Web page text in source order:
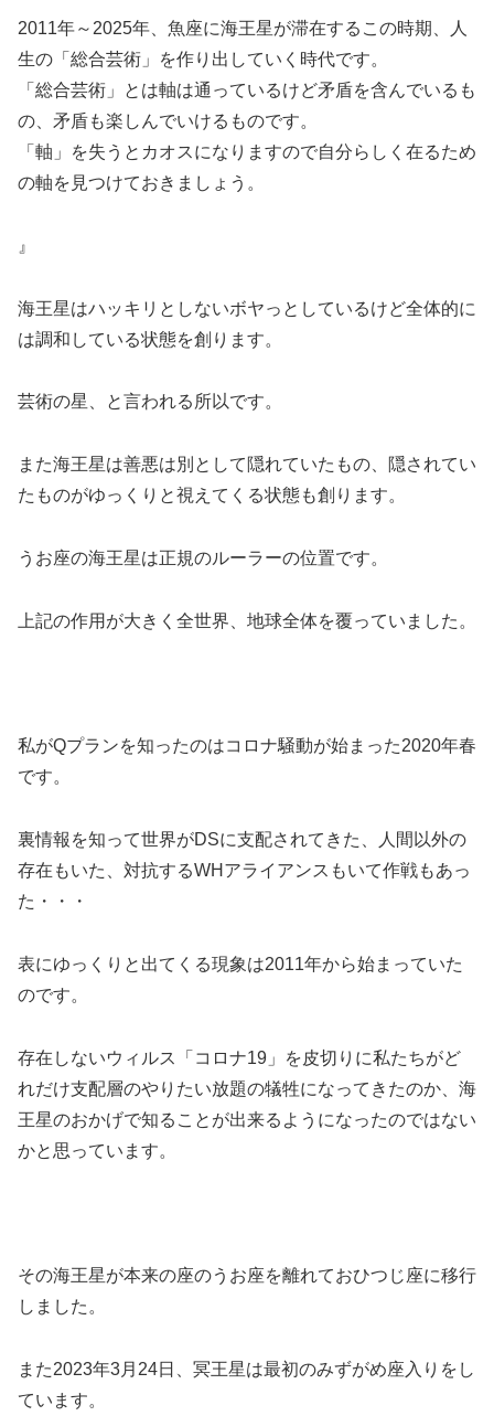
2011年～2025年、魚座に海王星が滞在するこの時期、人
生の「総合芸術」を作り出していく時代です。
「総合芸術」とは軸は通っているけど矛盾を含んでいるも
の、矛盾も楽しんでいけるものです。
「軸」を失うとカオスになりますので自分らしく在るため
の軸を見つけておきましょう。
』
海王星はハッキリとしないボヤっとしているけど全体的に
は調和している状態を創ります。
芸術の星、と言われる所以です。
また海王星は善悪は別として隠れていたもの、隠されてい
たものがゆっくりと視えてくる状態も創ります。
うお座の海王星は正規のルーラーの位置です。
上記の作用が大きく全世界、地球全体を覆っていました。
私がQプランを知ったのはコロナ騒動が始まった2020年春
です。
裏情報を知って世界がDSに支配されてきた、人間以外の
存在もいた、対抗するWHアライアンスもいて作戦もあっ
た・・・
表にゆっくりと出てくる現象は2011年から始まっていた
のです。
存在しないウィルス「コロナ19」を皮切りに私たちがど
れだけ支配層のやりたい放題の犠牲になってきたのか、海
王星のおかげで知ることが出来るようになったのではない
かと思っています。
その海王星が本来の座のうお座を離れておひつじ座に移行
しました。
また2023年3月24日、冥王星は最初のみずがめ座入りをし
ています。